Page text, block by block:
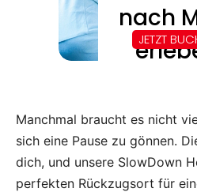
Manchmal braucht es nicht
sich eine Pause zu gönnen.
dich, und unsere SlowDown
perfekten Rückzugsort für